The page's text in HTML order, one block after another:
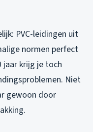
PVC-leidingen uit
normen perfect
jaar krijg je toch
Niet
gewoon door